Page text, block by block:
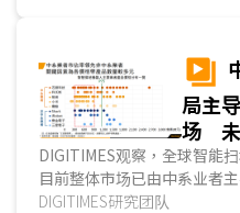
局主
场 未
基座
DIGITIMES观察，全球智能
目前整体市场已由中系业者
完整产品布局，以及较完善
DIGITIMES研究团队